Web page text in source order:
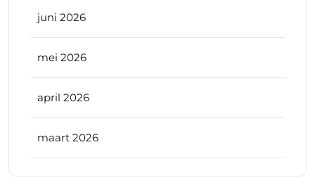
juni 2026
mei 2026
april 2026
maart 2026